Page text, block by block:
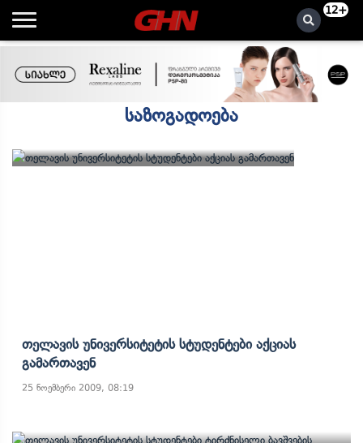
12+
საზოგადოება
Თელავის Უნივერსიტეტის Სტუდენტები Აქციას
Გამართავენ
25 ნოემბერი 2009, 08:19